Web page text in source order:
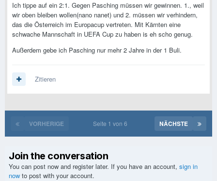
Ich tippe auf ein 2:1. Gegen Pasching müssen wir gewinnen. 1., weil
wir oben bleiben wollen(nano nanet) und 2. müssen wir verhindern,
das die Österreich im Europacup vertreten. Mit Kärnten eine
schwache Mannschaft in UEFA Cup zu haben is eh scho genug.
Außerdem gebe ich Pasching nur mehr 2 Jahre in der 1 Buli.
Zitieren
VORHERIGE NÄCHSTE
Seite 1 von 6
Join the conversation
You can post now and register later. If you have an account, sign in
now to post with your account.